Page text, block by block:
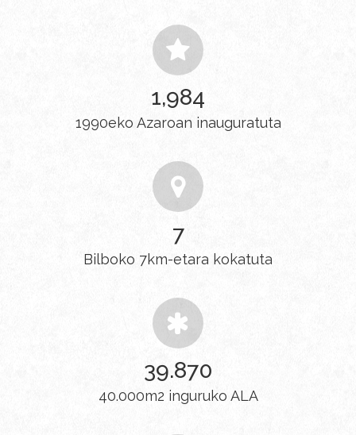
1,990
1990eko Azaroan inauguratuta
7
Bilboko 7km-etara kokatuta
40.000
40.000m2 inguruko ALA